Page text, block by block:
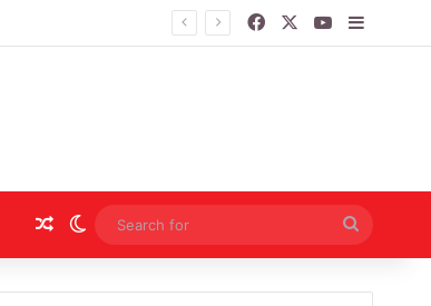
FacebookYouTubeSidebar
Random Article
Switch skin
for